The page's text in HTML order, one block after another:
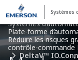
Systèmes
Systèmes
Plate-forme
Réduire les risques
contrôle-commande
DeltaV™